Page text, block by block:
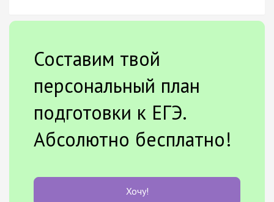
Составим твой
персональный план
подготовки к ЕГЭ.
Абсолютно бесплатно!
Хочу!